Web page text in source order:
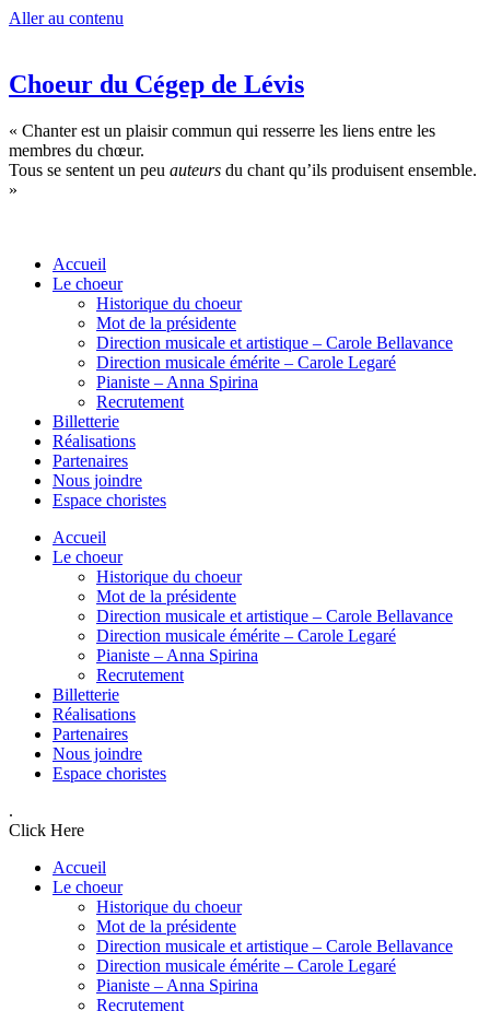
Aller au contenu
Choeur du Cégep de Lévis
« Chanter est un plaisir commun qui resserre les liens entre les
membres du chœur.
Tous se sentent un peu auteurs du chant qu’ils produisent ensemble.
»
Accueil
Le choeur
Historique du choeur
Mot de la présidente
Direction musicale et artistique – Carole Bellavance
Direction musicale émérite – Carole Legaré
Pianiste – Anna Spirina
Recrutement
Billetterie
Réalisations
Partenaires
Nous joindre
Espace choristes
Accueil
Le choeur
Historique du choeur
Mot de la présidente
Direction musicale et artistique – Carole Bellavance
Direction musicale émérite – Carole Legaré
Pianiste – Anna Spirina
Recrutement
Billetterie
Réalisations
Partenaires
Nous joindre
Espace choristes
.
Click Here
Accueil
Le choeur
Historique du choeur
Mot de la présidente
Direction musicale et artistique – Carole Bellavance
Direction musicale émérite – Carole Legaré
Pianiste – Anna Spirina
Recrutement